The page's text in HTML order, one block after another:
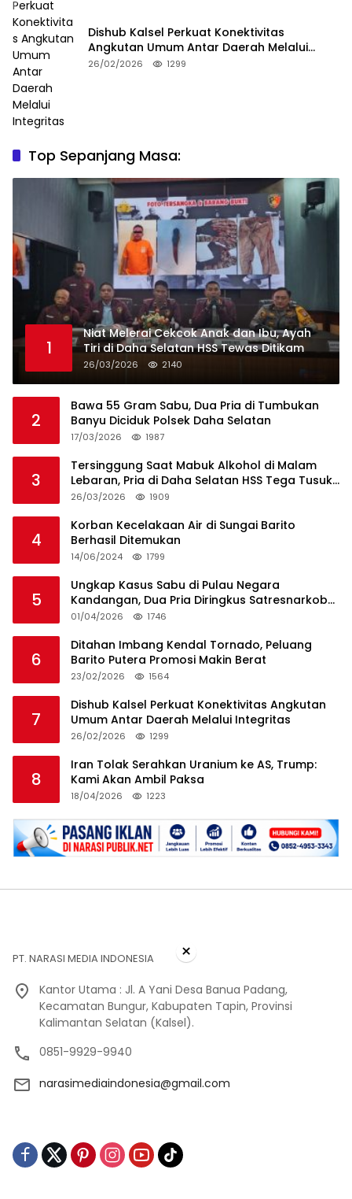
Dishub Kalsel Perkuat Konektivitas
Angkutan Umum Antar Daerah Melalui
Integritas
26/02/2026 1299
Top Sepanjang Masa:
1
Niat Melerai Cekcok Anak dan Ibu, Ayah
Tiri di Daha Selatan HSS Tewas Ditikam
26/03/2026 2140
2
Bawa 55 Gram Sabu, Dua Pria di Tumbukan
Banyu Diciduk Polsek Daha Selatan
17/03/2026 1987
3
Tersinggung Saat Mabuk Alkohol di Malam
Lebaran, Pria di Daha Selatan HSS Tega Tusuk
Teman Sendiri
26/03/2026 1909
4
Korban Kecelakaan Air di Sungai Barito
Berhasil Ditemukan
14/06/2024 1799
5
Ungkap Kasus Sabu di Pulau Negara
Kandangan, Dua Pria Diringkus Satresnarkoba
HSS
01/04/2026 1746
6
Ditahan Imbang Kendal Tornado, Peluang
Barito Putera Promosi Makin Berat
23/02/2026 1564
7
Dishub Kalsel Perkuat Konektivitas Angkutan
Umum Antar Daerah Melalui Integritas
26/02/2026 1299
8
Iran Tolak Serahkan Uranium ke AS, Trump:
Kami Akan Ambil Paksa
18/04/2026 1223
PT. NARASI MEDIA INDONESIA
Kantor Utama : Jl. A Yani Desa Banua Padang,
Kecamatan Bungur, Kabupaten Tapin, Provinsi
Kalimantan Selatan (Kalsel).
0851-9929-9940
narasimediaindonesia@gmail.com
×